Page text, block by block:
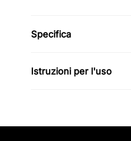
Specifica
Istruzioni per l'uso